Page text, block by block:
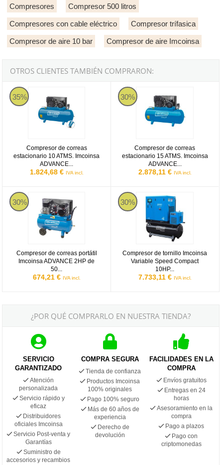
Compresores Compresor 500 litros
Compresores con cable eléctrico Compresor trífasica
Compresor de aire 10 bar Compresor de aire Imcoinsa
OTROS CLIENTES TAMBIÉN COMPRARON:
35%
Compresor de correas
estacionario 10 ATMS. Imcoinsa
ADVANCE...
1.824,68 € IVA incl.
Compresor de correas estacionario 10 ATMS. Imcoinsa
30%
Compresor de correas
estacionario 15 ATMS. Imcoinsa
ADVANCE...
2.878,11 € IVA incl.
Compresor de correas
30%
Compresor de correas portátil
Imcoinsa ADVANCE 2HP de
50...
674,21 € IVA incl.
Compresor de correas portátil Imcoinsa ADVANCE 2HP de 50 litros
30%
Compresor de tornillo Imcoinsa
Variable Speed Compact
10HP...
7.733,11 € IVA incl.
Compresor de tornillo Imcoinsa
¿POR QUÉ COMPRARLO EN NUESTRA TIENDA?
SERVICIO
GARANTIZADO
Atención
personalizada
Servicio rápido y
eficaz
Distribuidores
oficiales Imcoinsa
Servicio Post-venta y
Garantías
Suministro de
accesorios y recambios
COMPRA SEGURA
Tienda de confianza
Productos Imcoinsa
100% originales
Pago 100% seguro
Más de 60 años de
experiencia
Derecho de
devolución
FACILIDADES EN LA
COMPRA
Envíos gratuitos
Entregas en 24
horas
Asesoramiento en la
compra
Pago a plazos
Pago con
criptomonedas